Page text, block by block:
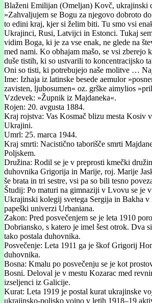
Blaženi Emilijan (Omeljan) Kovč, ukrajinski
»Zahvaljujem se Bogu za njegovo dobroto
to edini kraj, kjer si želim biti. Tu smo vsi
Ukrajinci, Rusi, Latvijci in Estonci. Tukaj
vidim Boga, ki je za vse enak, ne glede na
med nami. Ko obhajam mašo, se vsi
duše tistih, ki so ustvarili to koncentracijsko
Oni so tisti, ki potrebujejo naše molitve …
Ime: Izhaja iz latinske besede aemulor
zavisten, ljubosumen« oz. grške aimylios
Vzdevek: »Župnik iz Majdaneka«.
Rojen: 20. avgusta 1884.
Kraj rojstva: Vas Kosmač blizu mesta Kosiv
Ukrajini.
Umrl: 25. marca 1944.
Kraj smrti: Nacistično taborišče smrti
Poljskem.
Družina: Rodil se je v preprosti kmečki
duhovnika Grigorija in Marije, roj. Marije
še brata in tri sestre, vsi pa so bili tesno
Študij: Po maturi na gimnaziji v Lvovu se je
Ukrajinski kolegij svetega Sergija in Bakha v
papeški univerzi Urbaniana.
Zakon: Pred posvečenjem se je leta 1910
Dobriansko, s katero je imel šest otrok. Dva
tako postala duhovnika.
Posvečenje: Leta 1911 ga je škof Grigorij
duhovnika.
Bosna: Kmalu po posvečenju se je kot
Bosni. Deloval je v mestu Kozarac med
izseljenci iz Galicije.
Kurat: Leta 1919 je postal kurat ukrajinske
ukrajinsko-poljsko vojno v letih 1918–19